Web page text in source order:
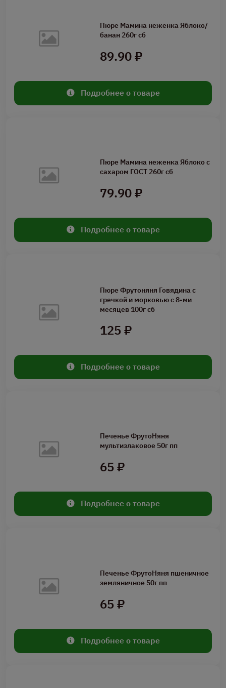
Пюре Мамина неженка Яблоко/
банан 260г сб
89.90 ₽
Подробнее о товаре
Пюре Мамина неженка Яблоко с
сахаром ГОСТ 260г сб
79.90 ₽
Подробнее о товаре
Пюре Фрутоняня Говядина с
гречкой и морковью с 8-ми
месяцев 100г сб
125 ₽
Подробнее о товаре
Печенье ФрутоНяня
мультизлаковое 50г пп
65 ₽
Подробнее о товаре
Печенье ФрутоНяня пшеничное
земляничное 50г пп
65 ₽
Подробнее о товаре